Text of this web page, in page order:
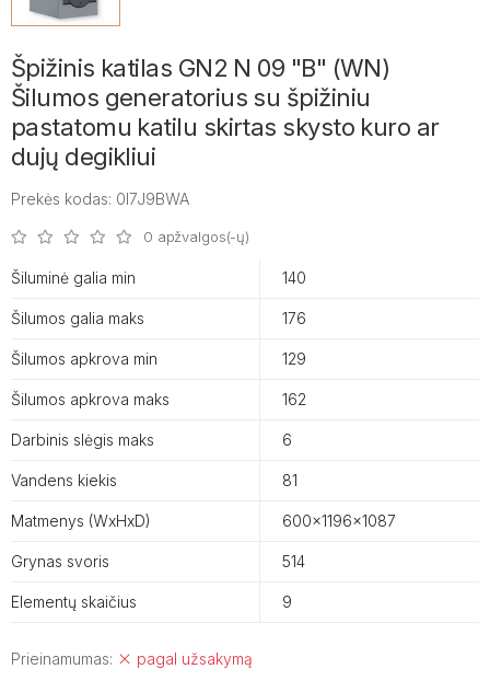
Špižinis katilas GN2 N 09 "B" (WN)
Šilumos generatorius su špižiniu
pastatomu katilu skirtas skysto kuro ar
dujų degikliui
Prekės kodas: 0I7J9BWA
0 apžvalgos(-ų)
Šiluminė galia min 140
Šilumos galia maks 176
Šilumos apkrova min 129
Šilumos apkrova maks 162
Darbinis slėgis maks 6
Vandens kiekis 81
Matmenys (WxHxD) 600x1196x1087
Grynas svoris 514
Elementų skaičius 9
Prieinamumas: pagal užsakymą